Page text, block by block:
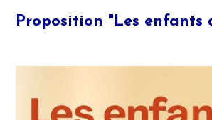
Proposition "Les enfants